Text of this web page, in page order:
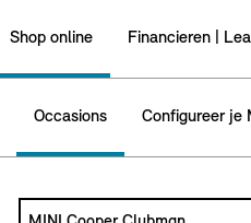
Shop online Financieren |
Occasions Configureer je
Zoek naar een automodel,